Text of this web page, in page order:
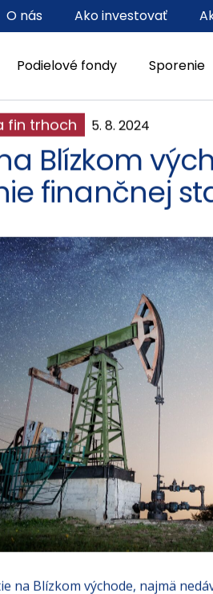
Podielové fondy Sporenie
O nás Ako investovať
fin trhoch
Blízkom
finančnej